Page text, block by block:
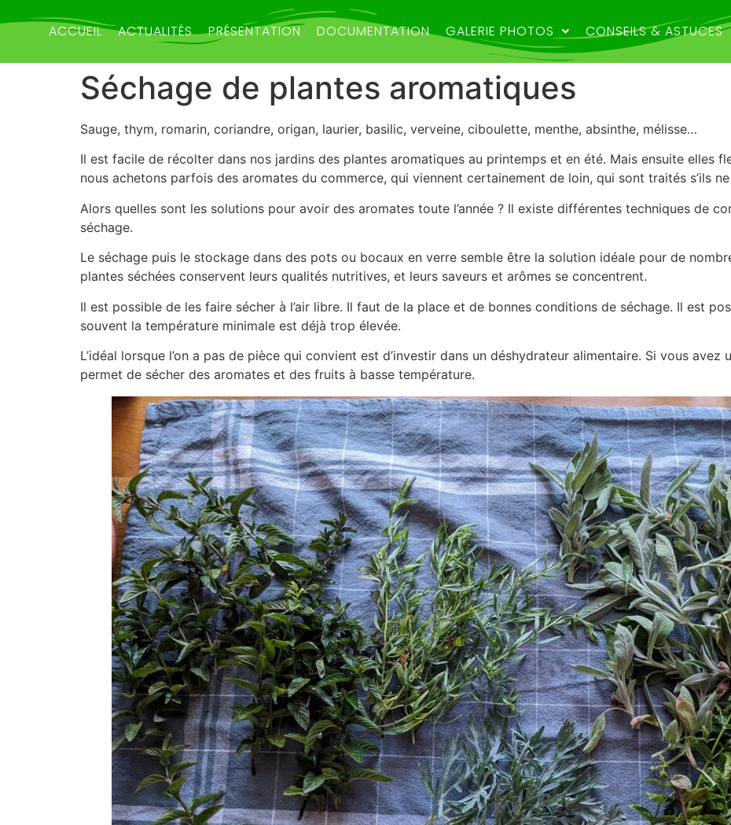
ACCUEIL ACTUALITÉS PRÉSENTATION DOCUMENTATION GALERIE PHOTOS CONSEILS & ASTUCES
Séchage de plantes aromatiques
Sauge, thym, romarin, coriandre, origan, laurier, basilic, verveine, ciboulette, menthe, absinthe, mélisse…
Il est facile de récolter dans nos jardins des plantes aromatiques au printemps et en été. Mais ensuite elles
nous achetons parfois des aromates du commerce, qui viennent certainement de loin, qui sont traités s’ils
Alors quelles sont les solutions pour avoir des aromates toute l’année ? Il existe différentes techniques de
séchage.
Le séchage puis le stockage dans des pots ou bocaux en verre semble être la solution idéale pour de
plantes séchées conservent leurs qualités nutritives, et leurs saveurs et arômes se concentrent.
Il est possible de les faire sécher à l’air libre. Il faut de la place et de bonnes conditions de séchage. Il est
souvent la température minimale est déjà trop élevée.
L’idéal lorsque l’on a pas de pièce qui convient est d’investir dans un déshydrateur alimentaire. Si vous
permet de sécher des aromates et des fruits à basse température.